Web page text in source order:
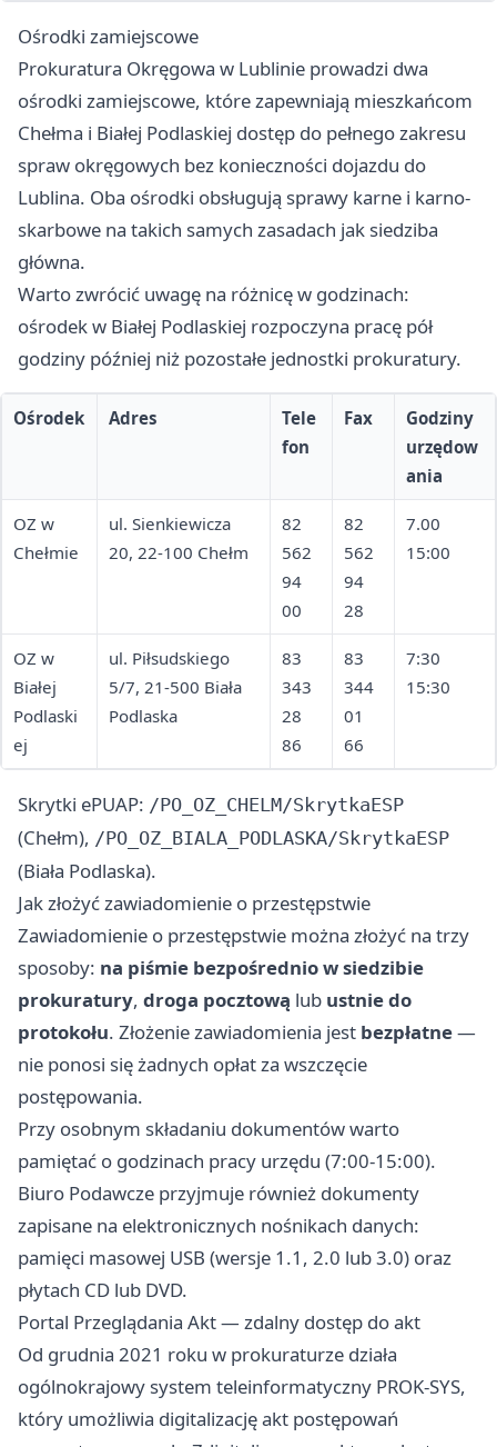
Ośrodki zamiejscowe
Prokuratura Okręgowa w Lublinie prowadzi dwa
ośrodki zamiejscowe, które zapewniają mieszkańcom
Chełma i Białej Podlaskiej dostęp do pełnego zakresu
spraw okręgowych bez konieczności dojazdu do
Lublina. Oba ośrodki obsługują sprawy karne i karno-
skarbowe na takich samych zasadach jak siedziba
główna.
Warto zwrócić uwagę na różnicę w godzinach:
ośrodek w Białej Podlaskiej rozpoczyna pracę pół
godziny później niż pozostałe jednostki prokuratury.
Ośrodek Adres
Tele
fon
Fax
Godziny
urzędow
ania
OZ w
Chełmie
ul. Sienkiewicza
20, 22-100 Chełm
82
562
94
00
82
562
94
28
7.00
15:00
OZ w
Białej
Podlaski
ej
ul. Piłsudskiego
5/7, 21-500 Biała
Podlaska
83
343
28
86
83
344
01
66
7:30
15:30
Skrytki ePUAP: /PO_OZ_CHELM/SkrytkaESP
(Chełm), /PO_OZ_BIALA_PODLASKA/SkrytkaESP
(Biała Podlaska).
Jak złożyć zawiadomienie o przestępstwie
Zawiadomienie o przestępstwie można złożyć na trzy
sposoby: na piśmie bezpośrednio w siedzibie
prokuratury, droga pocztową lub ustnie do
protokołu. Złożenie zawiadomienia jest bezpłatne—
nie ponosi się żadnych opłat za wszczęcie
postępowania.
Przy osobnym składaniu dokumentów warto
pamiętać o godzinach pracy urzędu (7:00-15:00).
Biuro Podawcze przyjmuje również dokumenty
zapisane na elektronicznych nośnikach danych:
pamięci masowej USB (wersje 1.1, 2.0 lub 3.0) oraz
płytach CD lub DVD.
Portal Przeglądania Akt — zdalny dostęp do akt
Od grudnia 2021 roku w prokuraturze działa
ogólnokrajowy system teleinformatyczny PROK-SYS,
który umożliwia digitalizację akt postępowań